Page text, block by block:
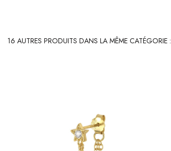
16 AUTRES PRODUITS DANS LA MÊME CATÉGORIE :